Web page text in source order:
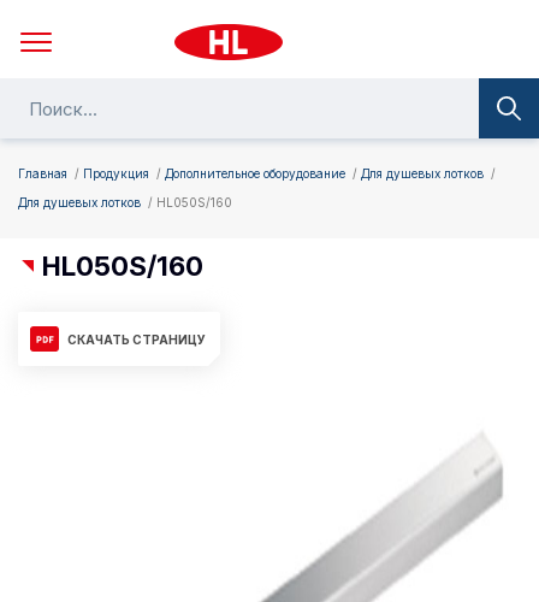
Главная Продукция Дополнительное оборудование
Для душевых лотков
Для душевых лотков
HL050S/160
HL050S/160
СКАЧАТЬ СТРАНИЦУ